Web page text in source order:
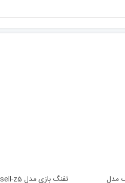
مدل
تفنگ بازی مدل naabsell-z5